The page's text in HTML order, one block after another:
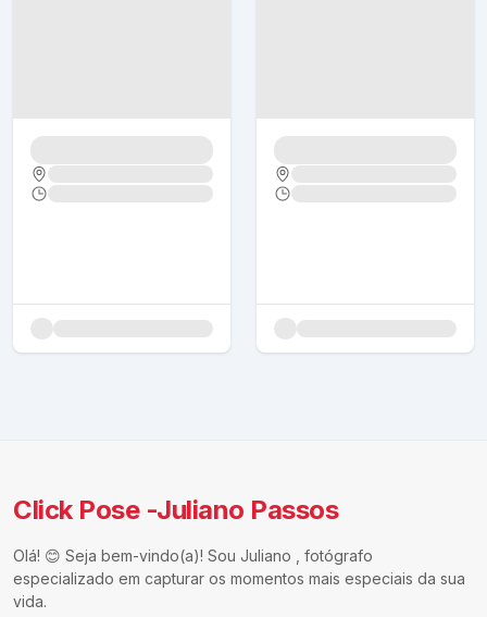
Click Pose -Juliano Passos
Olá! 😊 Seja bem-vindo(a)! Sou Juliano , fotógrafo
especializado em capturar os momentos mais especiais da sua
vida.